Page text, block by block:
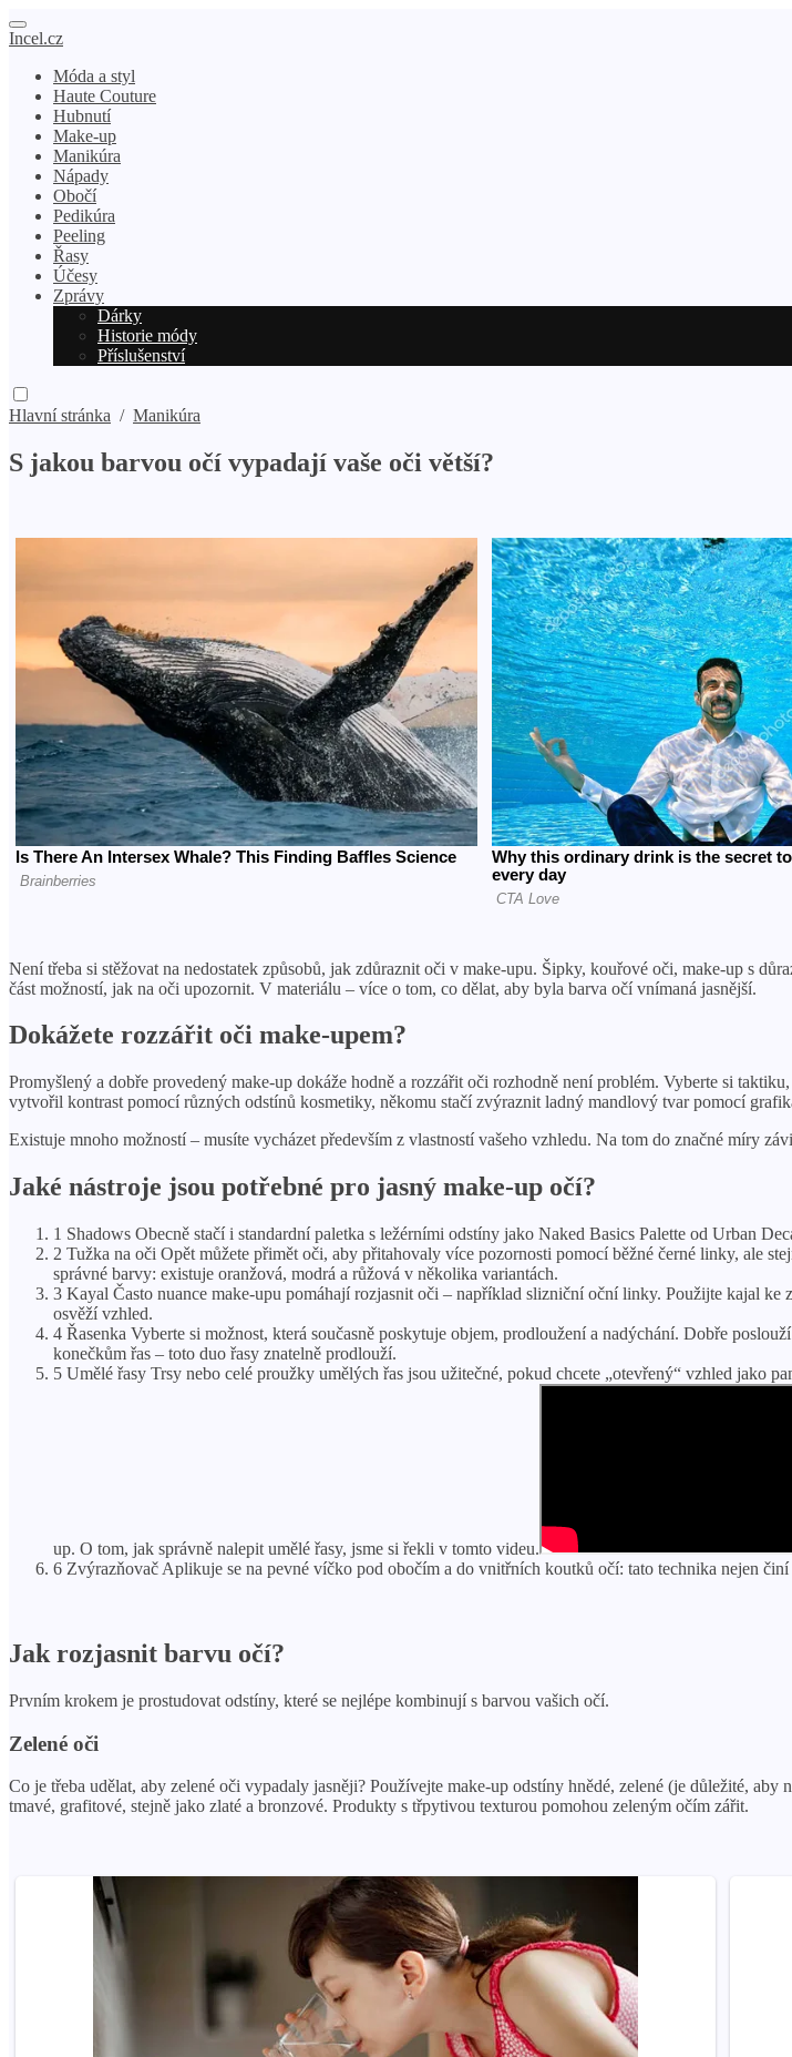
Incel.cz
Móda a styl
Haute Couture
Hubnutí
Make-up
Manikúra
Nápady
Obočí
Pedikúra
Peeling
Řasy
Účesy
Zprávy
Dárky
Historie módy
Příslušenství
Hlavní stránka / Manikúra
S jakou barvou očí vypadají vaše oči větší?
Není třeba si stěžovat na nedostatek způsobů, jak zdůraznit oči v make-upu. Šipky, kouřové oči, make-up s
část možností, jak na oči upozornit. V materiálu – více o tom, co dělat, aby byla barva očí vnímaná jasnější.
Dokážete rozzářit oči make-upem?
Promyšlený a dobře provedený make-up dokáže hodně a rozzářit oči rozhodně není problém. Vyberte si
vytvořil kontrast pomocí různých odstínů kosmetiky, někomu stačí zvýraznit ladný mandlový tvar pomocí
Existuje mnoho možností – musíte vycházet především z vlastností vašeho vzhledu. Na tom do značné míry
Jaké nástroje jsou potřebné pro jasný make-up očí?
1 Shadows Obecně stačí i standardní paletka s ležérními odstíny jako Naked Basics Palette od Urban
2 Tužka na oči Opět můžete přimět oči, aby přitahovaly více pozornosti pomocí běžné černé linky, ale
správné barvy: existuje oranžová, modrá a růžová v několika variantách.
3 Kayal Často nuance make-upu pomáhají rozjasnit oči – například slizniční oční linky. Použijte kajal
osvěží vzhled.
4 Řasenka Vyberte si možnost, která současně poskytuje objem, prodloužení a nadýchání. Dobře
konečkům řas – toto duo řasy znatelně prodlouží.
5 Umělé řasy Trsy nebo celé proužky umělých řas jsou užitečné, pokud chcete „otevřený“ vzhled jako
up. O tom, jak správně nalepit umělé řasy, jsme si řekli v tomto videu.
6 Zvýrazňovač Aplikuje se na pevné víčko pod obočím a do vnitřních koutků očí: tato technika nejen
Jak rozjasnit barvu očí?
Prvním krokem je prostudovat odstíny, které se nejlépe kombinují s barvou vašich očí.
Zelené oči
Co je třeba udělat, aby zelené oči vypadaly jasněji? Používejte make-up odstíny hnědé, zelené (je důležité,
tmavé, grafitové, stejně jako zlaté a bronzové. Produkty s třpytivou texturou pomohou zeleným očím zářit.